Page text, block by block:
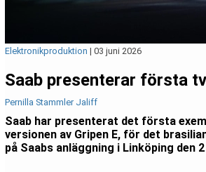
Elektronikproduktion | 03 juni 2026
Saab presenterar första
Pernilla Stammler Jaliff
Saab har presenterat det första
versionen av Gripen E, för det
på Saabs anläggning i Linköping den